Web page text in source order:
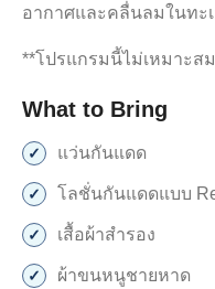
อากาศและคลื่นลมในทะ
**โปรแกรมนี้ไม่เหมาะส
What to Bring
แว่นกันแดด
โลชั่นกันแดดแบบ
เสื้อผ้าสำรอง
ผ้าขนหนูชายหาด